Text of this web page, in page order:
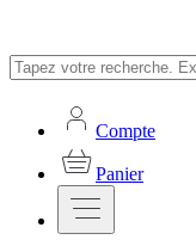
Compte
Panier